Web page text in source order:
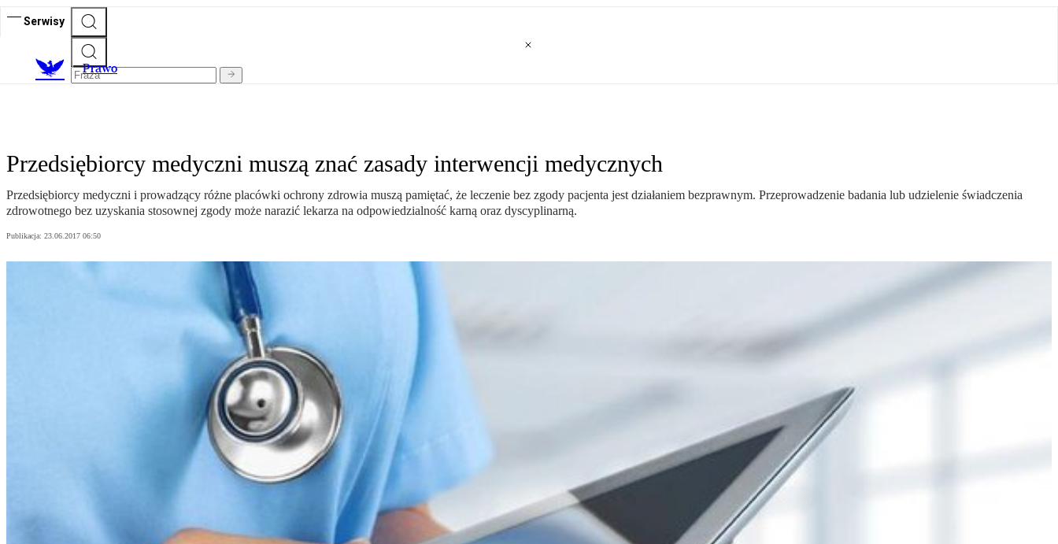
Serwisy
Prawo
Przedsiębiorcy medyczni muszą znać zasady interwencji medycznych
Przedsiębiorcy medyczni i prowadzący różne placówki ochrony zdrowia muszą pamiętać, że leczenie bez zgody pacjenta jest działaniem bezprawnym. Przeprowadzenie badania lub udzielenie świadczenia
zdrowotnego bez uzyskania stosownej zgody może narazić lekarza na odpowiedzialność karną oraz dyscyplinarną.
Publikacja: 23.06.2017 06:50